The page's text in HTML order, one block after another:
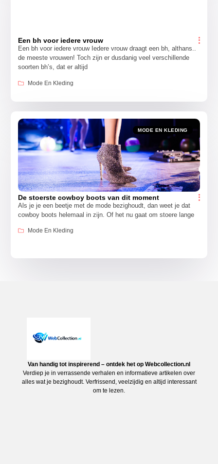
Een bh voor iedere vrouw
Een bh voor iedere vrouw Iedere vrouw draagt een bh, althans..
de meeste vrouwen! Toch zijn er dusdanig veel verschillende
soorten bh’s, dat er altijd
Mode En Kleding
MODE EN KLEDING
De stoerste cowboy boots van dit moment
Als je je een beetje met de mode bezighoudt, dan weet je dat
cowboy boots helemaal in zijn. Of het nu gaat om stoere lange
Mode En Kleding
Van handig tot inspirerend – ontdek het op Webcollection.nl
Verdiep je in verrassende verhalen en informatieve artikelen over
alles wat je bezighoudt. Verfrissend, veelzijdig en altijd interessant
om te lezen.